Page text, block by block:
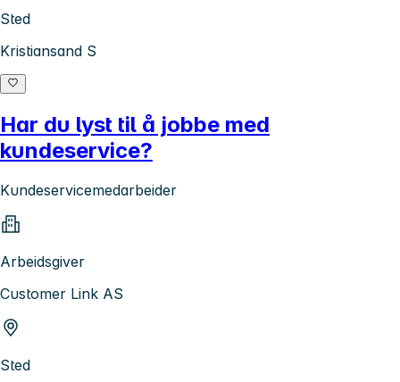
Sted
Kristiansand S
Har du lyst til å jobbe med
kundeservice?
Kundeservicemedarbeider
Arbeidsgiver
Customer Link AS
Sted